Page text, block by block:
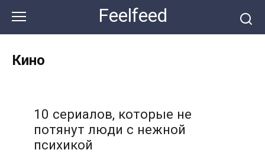
контенту
Feelfeed
Кино
10 сериалов, которые не
потянут люди с нежной
психикой